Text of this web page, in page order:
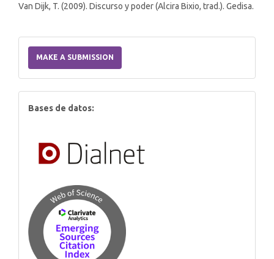
Van Dijk, T. (2009). Discurso y poder (Alcira Bixio, trad.). Gedisa.
a
Submission
MAKE A SUBMISSION
Bases de datos: